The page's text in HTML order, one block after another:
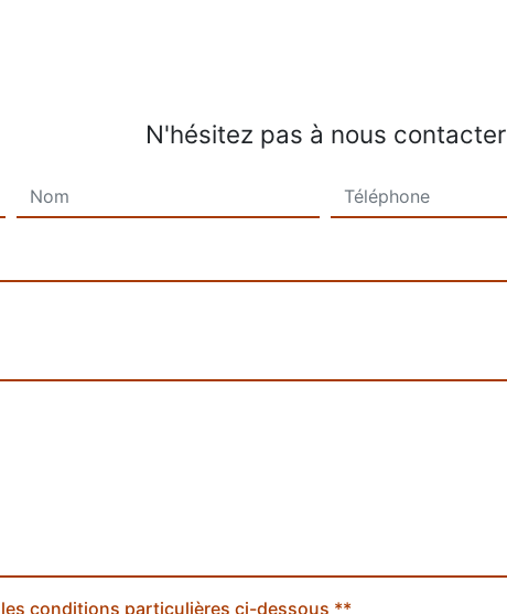
N'hésitez pas à nous contacter
conditions particulières ci-dessous **